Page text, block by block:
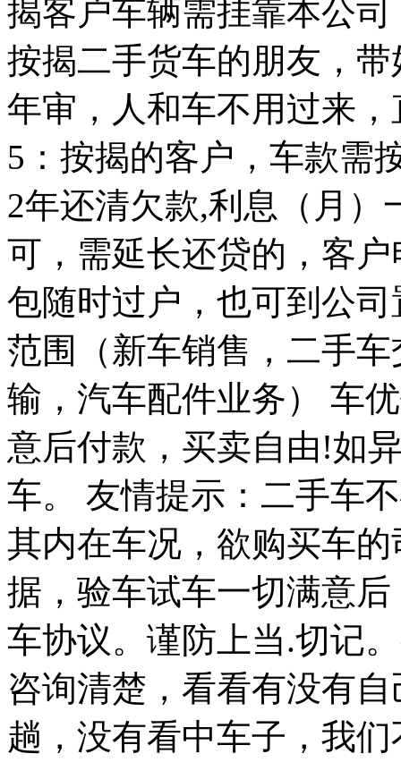
揭客户车辆需挂靠本公
按揭二手货车的朋友，
年审，人和车不用过来
5：按揭的客户，车款需
2年还清欠款,利息（月）
可，需延长还贷的，客
包随时过户，也可到公
范围（新车销售，二手
输，汽车配件业务） 车
意后付款，买卖自由!如
车。 友情提示：二手车
其内在车况，欲购买车
据，验车试车一切满意
车协议。谨防上当.切记
咨询清楚，看看有没有
趟，没有看中车子，我